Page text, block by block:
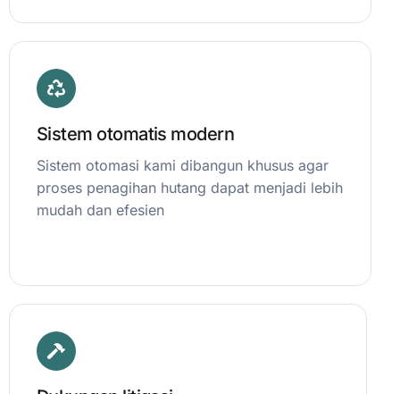
Sistem otomatis modern
Sistem otomasi kami dibangun khusus agar
proses penagihan hutang dapat menjadi lebih
mudah dan efesien